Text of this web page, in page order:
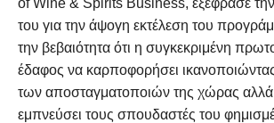
του για την άψογη εκτέλεση του
την βεβαιότητα ότι η συγκεκριμένη
έδαφος να καρποφορήσει
των αποσταγματοποιών της χώρας αλλά
εμπνεύσει τους σπουδαστές του